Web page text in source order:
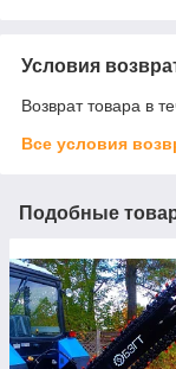
Условия
Возврат товара в
Все условия
Подобные